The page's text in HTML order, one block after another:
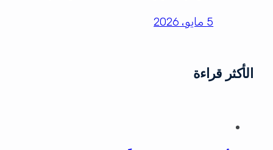
5 مايو، 2026
الأكثر قراءة